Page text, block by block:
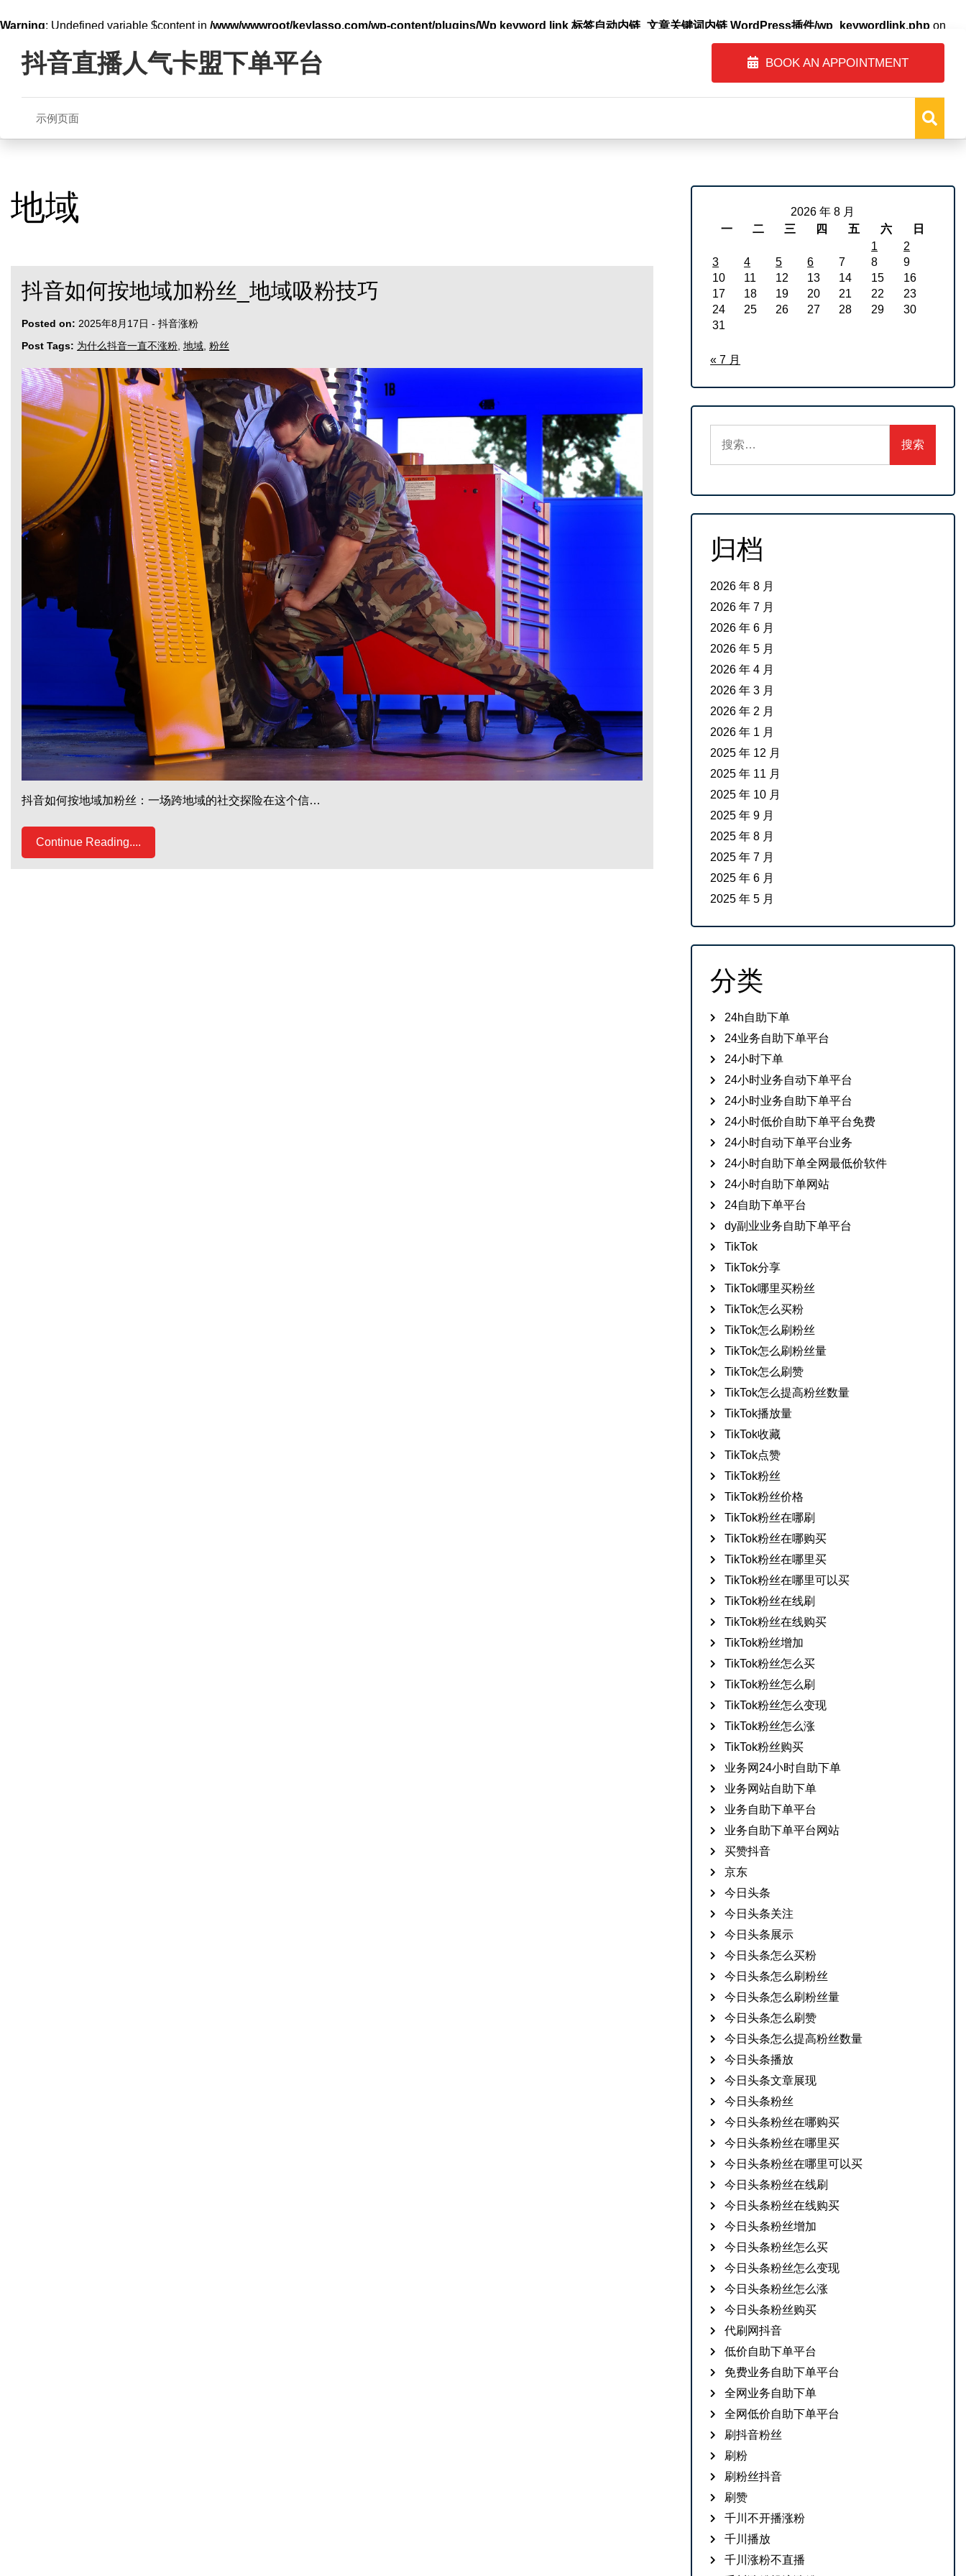
Warning: Undefined variable $content in /www/wwwroot/keylasso.com/wp-content/plugins/Wp keyword link 标签自动内链_文章关键词内链 WordPress插件/wp_keywordlink.php on
content抖音直播人气卡盟下单平台 BOOK AN APPOINTMENT
示例页面
地域
抖音如何按地域加粉丝_地域吸粉技巧
Posted on: 2025年8月17日 - 抖音涨粉
Post Tags: 为什么抖音一直不涨粉 地域 粉丝
抖音如何按地域加粉丝：一场跨地域的社交探险在这个信…
Continue Reading....
2026 年 8 月
一
二 三 四 五 六
日
1
2
3
4 5 6 7 8
9
10
11 12 13 14 15
16
17
18 19 20 21 22
23
24
25 26 27 28 29
30
31
« 7 月
索：
归档
2026 年 8 月
2026 年 7 月
2026 年 6 月
2026 年 5 月
2026 年 4 月
2026 年 3 月
2026 年 2 月
2026 年 1 月
2025 年 12 月
2025 年 11 月
2025 年 10 月
2025 年 9 月
2025 年 8 月
2025 年 7 月
2025 年 6 月
2025 年 5 月
分类
24h自助下单
24业务自助下单平台
24小时下单
24小时业务自动下单平台
24小时业务自助下单平台
24小时低价自助下单平台免费
24小时自动下单平台业务
24小时自助下单全网最低价软件
24小时自助下单网站
24自助下单平台
dy副业业务自助下单平台
TikTok
TikTok分享
TikTok哪里买粉丝
TikTok怎么买粉
TikTok怎么刷粉丝
TikTok怎么刷粉丝量
TikTok怎么刷赞
TikTok怎么提高粉丝数量
TikTok播放量
TikTok收藏
TikTok点赞
TikTok粉丝
TikTok粉丝价格
TikTok粉丝在哪刷
TikTok粉丝在哪购买
TikTok粉丝在哪里买
TikTok粉丝在哪里可以买
TikTok粉丝在线刷
TikTok粉丝在线购买
TikTok粉丝增加
TikTok粉丝怎么买
TikTok粉丝怎么刷
TikTok粉丝怎么变现
TikTok粉丝怎么涨
TikTok粉丝购买
业务网24小时自助下单
业务网站自助下单
业务自助下单平台
业务自助下单平台网站
买赞抖音
京东
今日头条
今日头条关注
今日头条展示
今日头条怎么买粉
今日头条怎么刷粉丝
今日头条怎么刷粉丝量
今日头条怎么刷赞
今日头条怎么提高粉丝数量
今日头条播放
今日头条文章展现
今日头条粉丝
今日头条粉丝在哪购买
今日头条粉丝在哪里买
今日头条粉丝在哪里可以买
今日头条粉丝在线刷
今日头条粉丝在线购买
今日头条粉丝增加
今日头条粉丝怎么买
今日头条粉丝怎么变现
今日头条粉丝怎么涨
今日头条粉丝购买
代刷网抖音
低价自助下单平台
免费业务自助下单平台
全网业务自助下单
全网低价自助下单平台
刷抖音粉丝
刷粉
刷粉丝抖音
刷赞
千川不开播涨粉
千川播放
千川涨粉不直播